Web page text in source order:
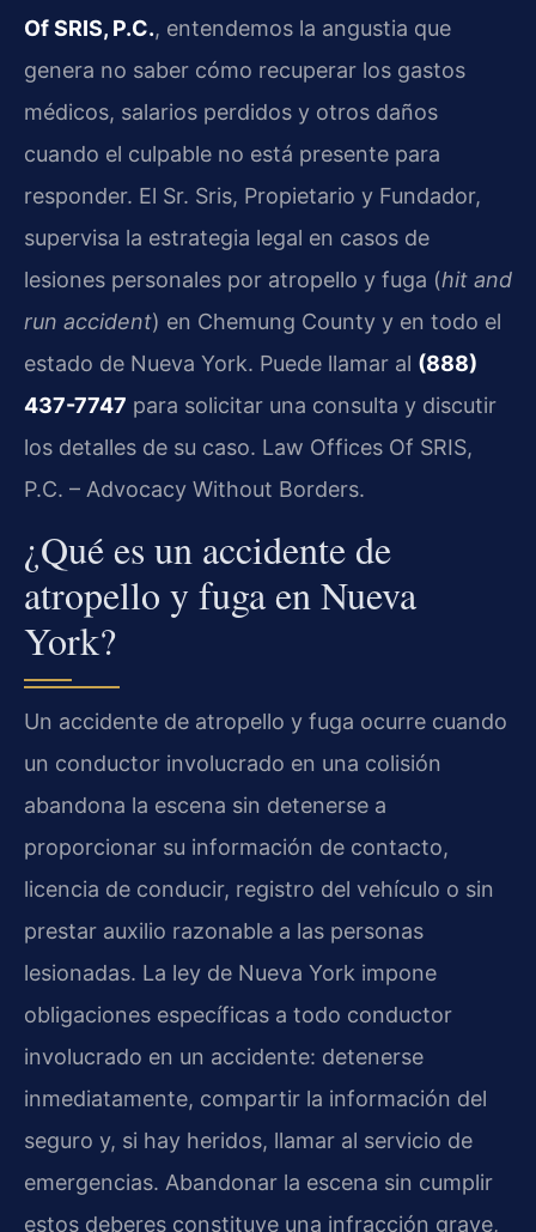
Of SRIS, P.C., entendemos la angustia que
genera no saber cómo recuperar los gastos
médicos, salarios perdidos y otros daños
cuando el culpable no está presente para
responder. El Sr. Sris, Propietario y Fundador,
supervisa la estrategia legal en casos de
lesiones personales por atropello y fuga (hit and
run accident) en Chemung County y en todo el
estado de Nueva York. Puede llamar al (888)
437-7747 para solicitar una consulta y discutir
los detalles de su caso. Law Offices Of SRIS,
P.C. – Advocacy Without Borders.
¿Qué es un accidente de
atropello y fuga en Nueva
York?
Un accidente de atropello y fuga ocurre cuando
un conductor involucrado en una colisión
abandona la escena sin detenerse a
proporcionar su información de contacto,
licencia de conducir, registro del vehículo o sin
prestar auxilio razonable a las personas
lesionadas. La ley de Nueva York impone
obligaciones específicas a todo conductor
involucrado en un accidente: detenerse
inmediatamente, compartir la información del
seguro y, si hay heridos, llamar al servicio de
emergencias. Abandonar la escena sin cumplir
estos deberes constituye una infracción grave,